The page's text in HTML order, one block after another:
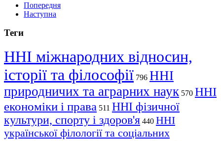
Попередня
Наступна
Теги
ННІ міжнародних відносин,
історії та філософії 796 ННІ
природничих та аграрних наук 570 ННІ
економіки і права 511 ННІ фізичної
культури, спорту і здоров'я 440 ННІ
української філології та соціальних